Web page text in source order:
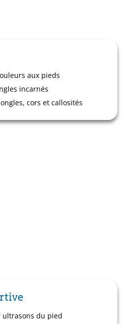
aux pieds
incarnés
cors et callosités
du pied